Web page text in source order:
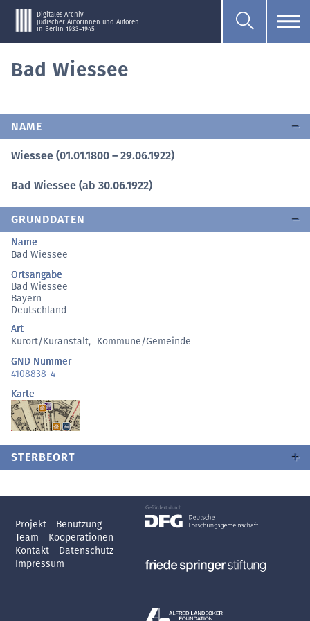
Digitales Archiv
jüdischer Autorinnen und Autoren
in Berlin 1933–1945
Bad Wiessee
NAME
Wiessee (01.01.1800 – 29.06.1922)
Bad Wiessee (ab 30.06.1922)
GRUNDDATEN
Name
Bad Wiessee
Ortsangabe
Bad Wiessee
Bayern
Deutschland
Art
Kurort/Kuranstalt, Kommune/Gemeinde
GND Nummer
4108838-4
Karte
STERBEORT
Projekt
Benutzung
Team
Kooperationen
Kontakt
Datenschutz
Impressum